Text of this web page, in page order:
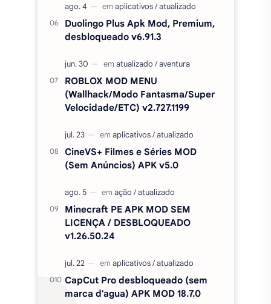
Duolingo Plus Apk Mod, Premium,
desbloqueado v6.91.3
ROBLOX MOD MENU
(Wallhack/Modo Fantasma/Super
Velocidade/ETC) v2.727.1199
CineVS+ Filmes e Séries MOD
(Sem Anúncios) APK v5.0
Minecraft PE APK MOD SEM
LICENÇA / DESBLOQUEADO
v1.26.50.24
CapCut Pro desbloqueado (sem
marca d'agua) APK MOD 18.7.0